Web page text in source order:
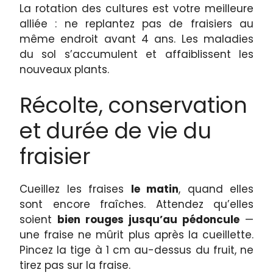
La rotation des cultures est votre meilleure
alliée : ne replantez pas de fraisiers au
même endroit avant 4 ans. Les maladies
du sol s’accumulent et affaiblissent les
nouveaux plants.
Récolte, conservation
et durée de vie du
fraisier
Cueillez les fraises le matin, quand elles
sont encore fraîches. Attendez qu’elles
soient bien rouges jusqu’au pédoncule —
une fraise ne mûrit plus après la cueillette.
Pincez la tige à 1 cm au-dessus du fruit, ne
tirez pas sur la fraise.